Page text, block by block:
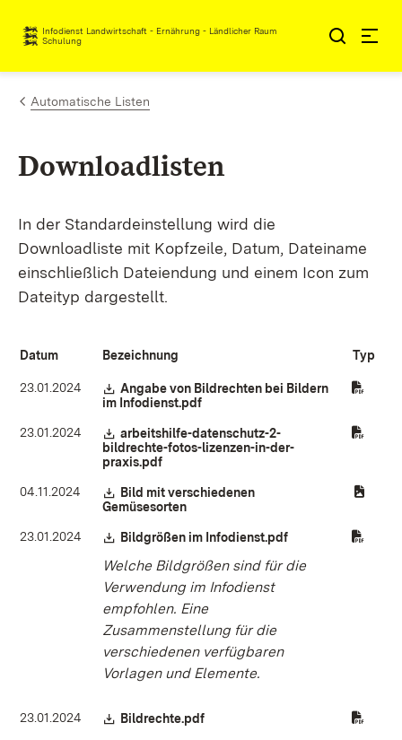
Zum Inhalt springen
Infodienst Landwirtschaft - Ernährung - Ländlicher Raum
Schulung
Automatische Listen
Downloadlisten
In der Standardeinstellung wird die
Downloadliste mit Kopfzeile, Datum, Dateiname
einschließlich Dateiendung und einem Icon zum
Dateityp dargestellt.
Datum Bezeichnung Typ
23.01.2024 Download:
Angabe von Bildrechten bei Bildern
im Infodienst.pdf
23.01.2024 Download:
arbeitshilfe-datenschutz-2-
bildrechte-fotos-lizenzen-in-der-
praxis.pdf
04.11.2024 Download:
Bild mit verschiedenen
Gemüsesorten
23.01.2024 Download:
Bildgrößen im Infodienst.pdf(Öffnet in neuem
Welche Bildgrößen sind für die
Verwendung im Infodienst
empfohlen. Eine
Zusammenstellung für die
verschiedenen verfügbaren
Vorlagen und Elemente.
23.01.2024 Download:
Bildrechte.pdf(Öffnet in neuem Fenster)